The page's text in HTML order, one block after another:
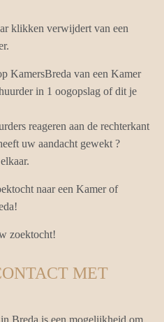
klikken verwijdert van een
KamersBreda van een Kamer
in 1 oogopslag of dit je
reageren aan de rechterkant
uw aandacht gewekt ?
naar een Kamer of
zoektocht!
MET
Breda is een mogelijkheid om